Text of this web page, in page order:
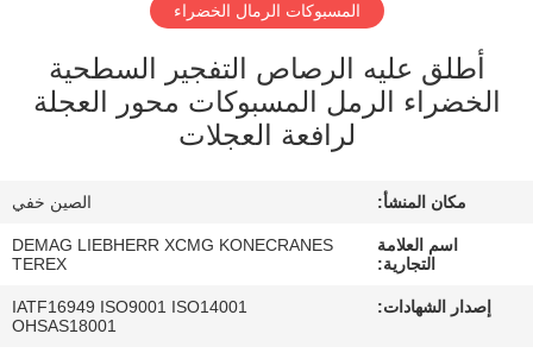
المعمل
مراقبة
اتصل
المسبوكات الرمال الخضراء
أطلق عليه الرصاص التفجير السطحية
الخضراء الرمل المسبوكات محور العجلة
لرافعة العجلات
مكان المنشأ: الصين خفي
اسم العلامة
التجارية:
DEMAG LIEBHERR XCMG KONECRANES
TEREX
إصدار الشهادات:
IATF16949 ISO9001 ISO14001
OHSAS18001